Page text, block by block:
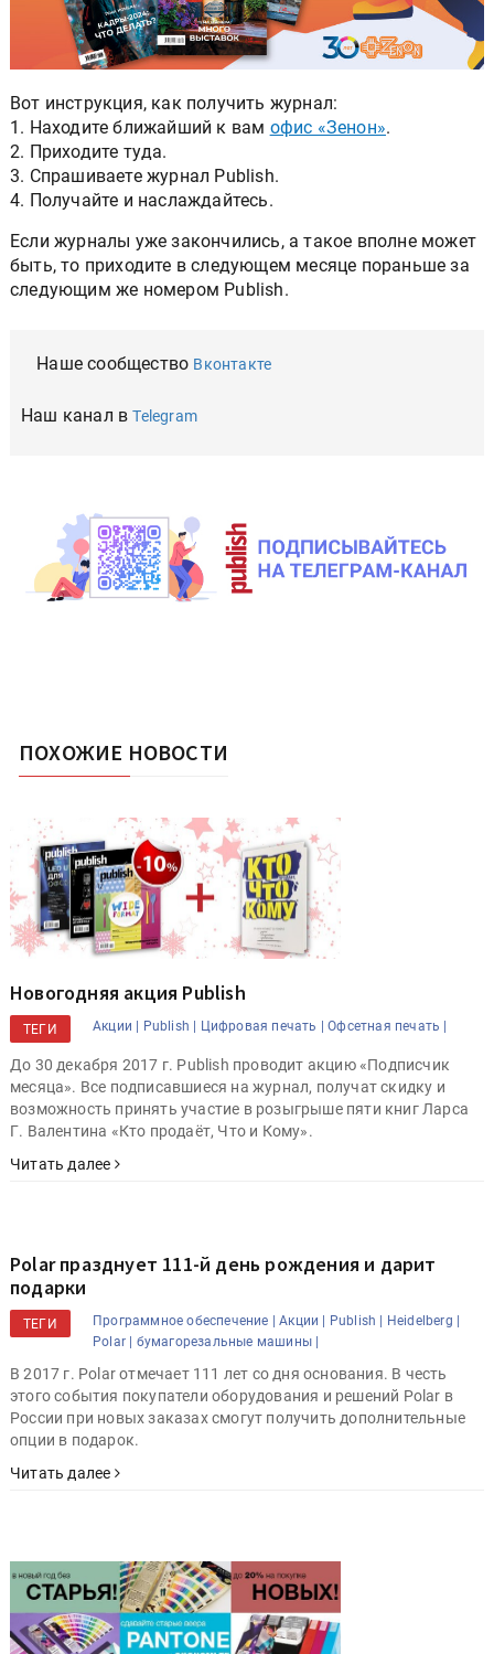
Вот инструкция, как получить журнал:
1. Находите ближайший к вам офис «Зенон».
2. Приходите туда.
3. Спрашиваете журнал Publish.
4. Получайте и наслаждайтесь.
Если журналы уже закончились, а такое вполне может
быть, то приходите в следующем месяце пораньше за
следующим же номером Publish.
Наше сообщество Вконтакте
Наш канал вTelegram
ПОХОЖИЕ НОВОСТИ
Новогодняя акция Publish
ТЕГИ Акции | Publish | Цифровая печать | Офсетная печать |
До 30 декабря 2017 г. Publish проводит акцию «Подписчик
месяца». Все подписавшиеся на журнал, получат скидку и
возможность принять участие в розыгрыше пяти книг Ларса
Г. Валентина «Кто продаёт, Что и Кому».
Читать далее
Polar празднует 111-й день рождения и дарит
подарки
ТЕГИ Программное обеспечение | Акции | Publish |
Heidelberg |
Polar |
бумагорезальные машины |
В 2017 г. Polar отмечает 111 лет со дня основания. В честь
этого события покупатели оборудования и решений Polar в
России при новых заказах смогут получить дополнительные
опции в подарок.
Читать далее